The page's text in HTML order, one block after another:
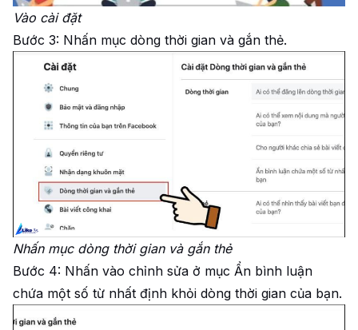
Vào cài đặt
Bước 3: Nhấn mục dòng thời gian và gắn thẻ.
Nhấn mục dòng thời gian và gắn thẻ
Bước 4: Nhấn vào chỉnh sửa ở mục Ẩn bình luận
chứa một số từ nhất định khỏi dòng thời gian của bạn.